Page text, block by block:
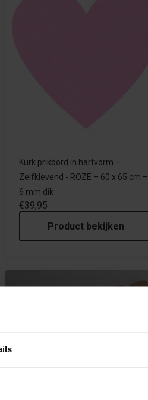
Kurk prikbord in hartvorm –
Zelfklevend - ROZE – 60 x 65 cm –
6 mm dik
€39,95
Product bekijken